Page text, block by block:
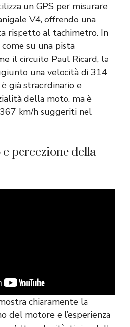
un GPS per misurare
V4, offrendo una
rispetto al tachimetro. In
su una pista
il circuito Paul Ricard, la
una velocità di 314
già straordinario e
della moto, ma è
km/h suggeriti nel
percezione della
chiaramente la
del motore e l’esperienza